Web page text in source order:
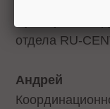
отдела RU-
Андрей